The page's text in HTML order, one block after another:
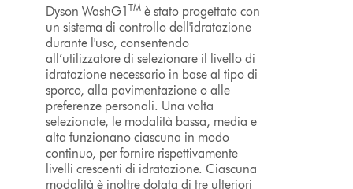
Dyson WashG1 TMè stato progettato con
un sistema di controllo dell'idratazione
durante l'uso, consentendo
all’utilizzatore di selezionare il livello di
idratazione necessario in base al tipo di
sporco, alla pavimentazione o alle
preferenze personali. Una volta
selezionate, le modalità bassa, media e
alta funzionano ciascuna in modo
continuo, per fornire rispettivamente
livelli crescenti di idratazione. Ciascuna
modalità è inoltre dotata di tre ulteriori